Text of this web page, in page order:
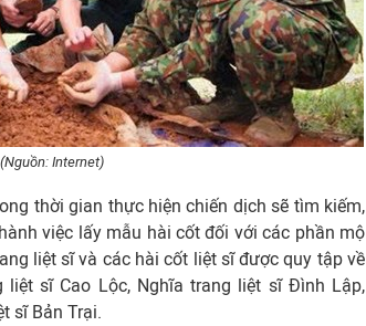
Internet)
thời gian thực hiện chiến dịch sẽ tìm kiếm,
việc lấy mẫu hài cốt đối với các phần mộ
liệt sĩ và các hài cốt liệt sĩ được quy tập về
sĩ Cao Lộc, Nghĩa trang liệt sĩ Đình Lập,
sĩ Bản Trại.